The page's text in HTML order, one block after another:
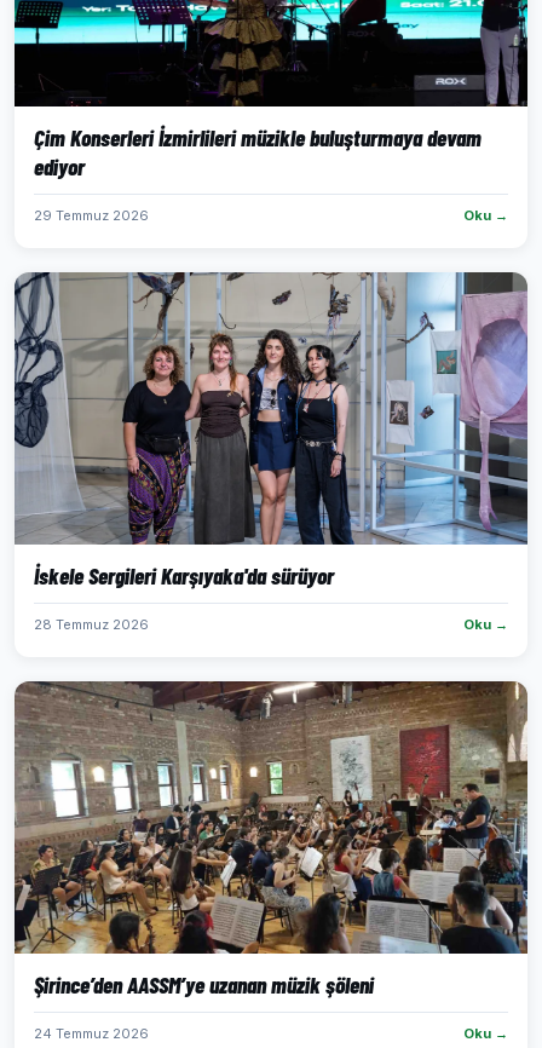
Çim Konserleri İzmirlileri müzikle buluşturmaya devam
ediyor
29 Temmuz 2026 Oku →
İskele Sergileri Karşıyaka'da sürüyor
28 Temmuz 2026 Oku →
Şirince’den AASSM’ye uzanan müzik şöleni
24 Temmuz 2026 Oku →